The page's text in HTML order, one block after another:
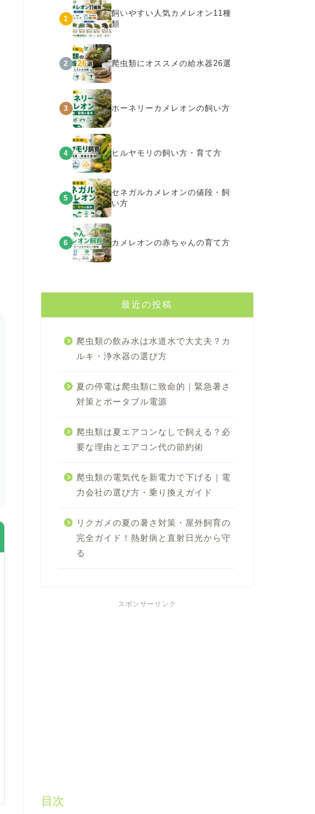
1
飼いやすい人気カメレオン11種
類
2 爬虫類にオススメの給水器26選
3 ホーネリーカメレオンの飼い方
4 ヒルヤモリの飼い方・育て方
5
セネガルカメレオンの値段・飼
い方
6 カメレオンの赤ちゃんの育て方
最近の投稿
爬虫類の飲み水は水道水で大丈夫？カ
ルキ・浄水器の選び方
夏の停電は爬虫類に致命的｜緊急暑さ
対策とポータブル電源
爬虫類は夏エアコンなしで飼える？必
要な理由とエアコン代の節約術
爬虫類の電気代を新電力で下げる｜電
力会社の選び方・乗り換えガイド
リクガメの夏の暑さ対策・屋外飼育の
完全ガイド！熱射病と直射日光から守
る
スポンサーリンク
目次